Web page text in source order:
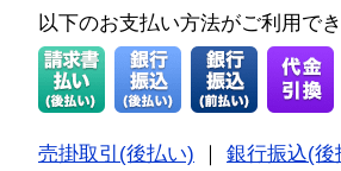
以下のお支払い方法がご利用で
売掛取引(後払い)
銀行振込(後